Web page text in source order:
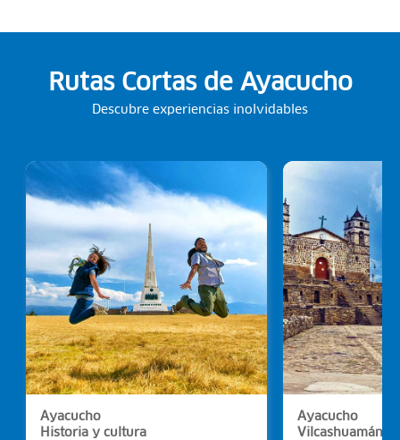
Rutas Cortas de Ayacucho
Descubre experiencias inolvidables
Ayacucho
Historia y cultura
Ayacucho
Vilcashuamán